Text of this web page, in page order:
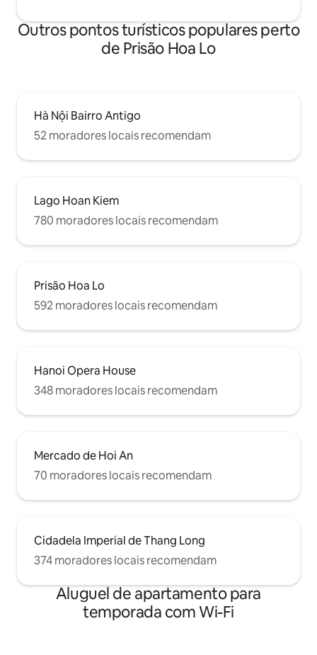
Outros pontos turísticos populares perto
de Prisão Hoa Lo
Hà Nội Bairro Antigo
52 moradores locais recomendam
Lago Hoan Kiem
780 moradores locais recomendam
Prisão Hoa Lo
592 moradores locais recomendam
Hanoi Opera House
348 moradores locais recomendam
Mercado de Hoi An
70 moradores locais recomendam
Cidadela Imperial de Thang Long
374 moradores locais recomendam
Aluguel de apartamento para
temporada com Wi-Fi